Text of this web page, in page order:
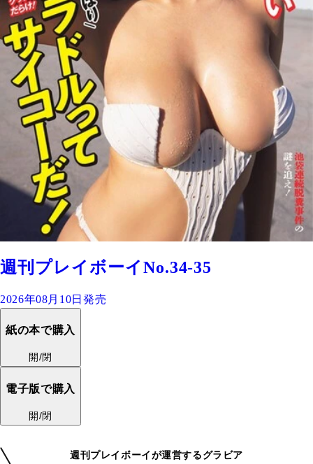
週刊プレイボーイNo.34-35
2026年08月10日発売
紙の本で購入
開/閉
電子版で購入
開/閉
週刊プレイボーイが運営するグラビア